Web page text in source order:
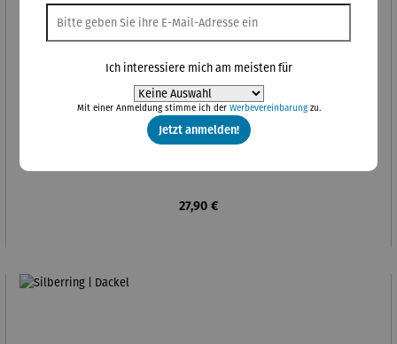
Regulärer Preis:
27,90 €
Ich interessiere mich am meisten für
Mit einer Anmeldung stimme ich der Werbevereinbarungzu.
Jetzt anmelden!